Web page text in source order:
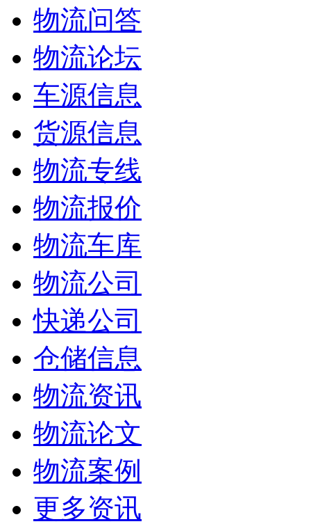
物流问答
物流论坛
车源信息
货源信息
物流专线
物流报价
物流车库
物流公司
快递公司
仓储信息
物流资讯
物流论文
物流案例
更多资讯